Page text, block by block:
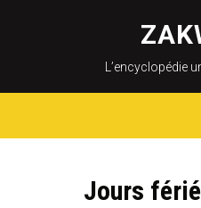
L’encyclopédie
Jours